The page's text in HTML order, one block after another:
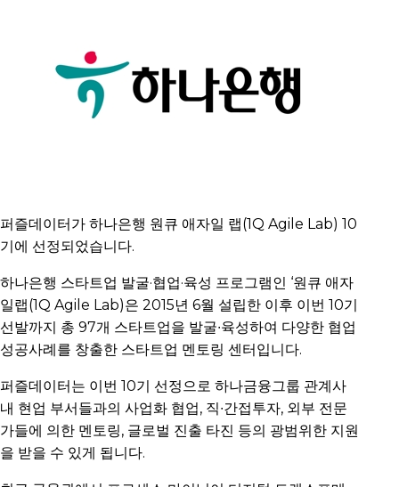
퍼즐데이터가 하나은행 원큐 애자일 랩(1Q Agile Lab) 10
기에 선정되었습니다.
하나은행 스타트업 발굴·협업·육성 프로그램인 ‘원큐 애자
일랩(1Q Agile Lab)은 2015년 6월 설립한 이후 이번 10기
선발까지 총 97개 스타트업을 발굴∙육성하여 다양한 협업
성공사례를 창출한 스타트업 멘토링 센터입니다.
퍼즐데이터는 이번 10기 선정으로 하나금융그룹 관계사
내 현업 부서들과의 사업화 협업, 직∙간접투자, 외부 전문
가들에 의한 멘토링, 글로벌 진출 타진 등의 광범위한 지원
을 받을 수 있게 됩니다.